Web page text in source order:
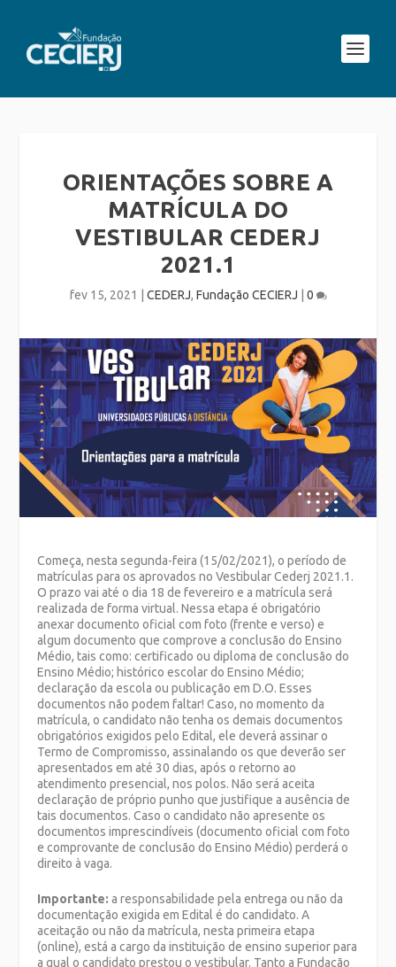
ORIENTAÇÕES SOBRE A
MATRÍCULA DO
VESTIBULAR CEDERJ
2021.1
fev 15, 2021 CEDERJ, Fundação CECIERJ 0
Começa, nesta segunda-feira (15/02/2021), o período de
matrículas para os aprovados no Vestibular Cederj 2021.1.
O prazo vai até o dia 18 de fevereiro e a matrícula será
realizada de forma virtual. Nessa etapa é obrigatório
anexar documento oficial com foto (frente e verso) e
algum documento que comprove a conclusão do Ensino
Médio, tais como: certificado ou diploma de conclusão do
Ensino Médio; histórico escolar do Ensino Médio;
declaração da escola ou publicação em D.O. Esses
documentos não podem faltar! Caso, no momento da
matrícula, o candidato não tenha os demais documentos
obrigatórios exigidos pelo Edital, ele deverá assinar o
Termo de Compromisso, assinalando os que deverão ser
apresentados em até 30 dias, após o retorno ao
atendimento presencial, nos polos. Não será aceita
declaração de próprio punho que justifique a ausência de
tais documentos. Caso o candidato não apresente os
documentos imprescindíveis (documento oficial com foto
e comprovante de conclusão do Ensino Médio) perderá o
direito à vaga.
Importante: a responsabilidade pela entrega ou não da
documentação exigida em Edital é do candidato. A
aceitação ou não da matrícula, nesta primeira etapa
(online), está a cargo da instituição de ensino superior para
a qual o candidato prestou o vestibular. Tanto a Fundação